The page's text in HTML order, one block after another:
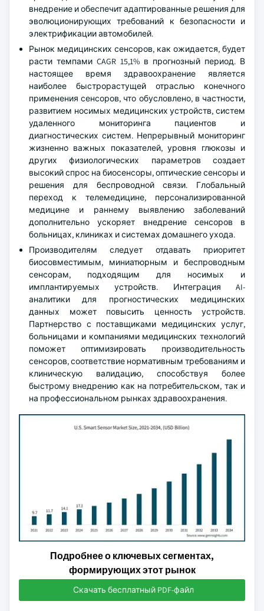
внедрение и обеспечит адаптированные решения для
эволюционирующих требований к безопасности и
электрификации автомобилей.
Рынок медицинских сенсоров, как ожидается, будет
расти темпами CAGR 15,1% в прогнозный период. В
настоящее время здравоохранение является
наиболее быстрорастущей отраслью конечного
применения сенсоров, что обусловлено, в частности,
развитием носимых медицинских устройств, систем
удаленного мониторинга пациентов и
диагностических систем. Непрерывный мониторинг
жизненно важных показателей, уровня глюкозы и
других физиологических параметров создает
высокий спрос на биосенсоры, оптические сенсоры и
решения для беспроводной связи. Глобальный
переход к телемедицине, персонализированной
медицине и раннему выявлению заболеваний
дополнительно ускоряет внедрение сенсоров в
больницах, клиниках и системах домашнего ухода.
Производителям следует отдавать приоритет
биосовместимым, миниатюрным и беспроводным
сенсорам, подходящим для носимых и
имплантируемых устройств. Интеграция AI-
аналитики для прогностических медицинских
данных может повысить ценность устройств.
Партнерство с поставщиками медицинских услуг,
больницами и компаниями медицинских технологий
поможет оптимизировать производительность
сенсоров, соответствие нормативным требованиям и
клиническую валидацию, способствуя более
быстрому внедрению как на потребительском, так и
на профессиональном рынках здравоохранения.
Подробнее о ключевых сегментах,
формирующих этот рынок
Скачать бесплатный PDF-файл